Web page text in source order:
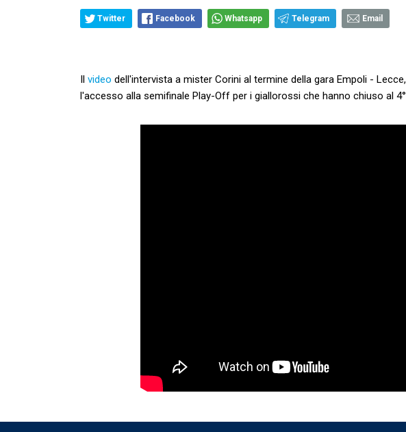
Twitter Facebook Whatsapp Telegram Email
Il video dell'intervista a mister Corini al termine della gara Empoli -
l'accesso alla semifinale Play-Off per i giallorossi che hanno chiuso al